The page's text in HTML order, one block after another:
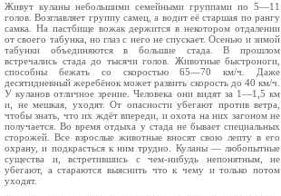
Живут куланы небольшими семейными группами по 5—11
голов. Возглавляет группу самец, а водит её старшая по рангу
самка. На пастбище вожак держится в некотором отдалении
от своего табунка, но глаз с него не спускает. Осенью и зимой
табунки объединяются в большие стада. В прошлом
встречались стада до тысячи голов. Животные быстроноги,
способны бежать со скоростью 65—70 км/ч. Даже
десятидневный жеребёнок может развить скорость до 40 км/ч.
У куланов отличное зрение. Человека они видят за 1—1,5 км
и, не мешкая, уходят. От опасности убегают против ветра,
чтобы знать, что их ждёт впереди, и охота на них загоном не
получается. Во время отдыха у стада не бывает специальных
сторожей. Все взрослые животные вносят свою лепту в его
охрану, и подкрасться к ним трудно. Куланы — любопытные
существа и, встретившись с чем-нибудь непонятным, не
убегают, а стараются выяснить что к чему и только потом
уходят.